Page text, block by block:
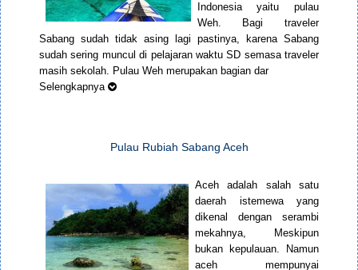
Indonesia yaitu pulau
Weh. Bagi traveler
Sabang sudah tidak asing lagi pastinya, karena Sabang
sudah sering muncul di pelajaran waktu SD semasa traveler
masih sekolah. Pulau Weh merupakan bagian dar
Selengkapnya
Pulau Rubiah Sabang Aceh
Aceh adalah salah satu
daerah istemewa yang
dikenal dengan serambi
mekahnya, Meskipun
bukan kepulauan. Namun
aceh mempunyai